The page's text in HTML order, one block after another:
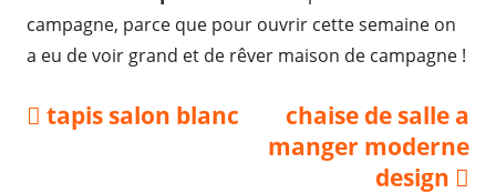
campagne, parce que pour ouvrir cette semaine on
a eu de voir grand et de rêver maison de campagne !
Navigation
Previous
tapis salon blanc
Next
article:
chaise de salle a
manger moderne
design